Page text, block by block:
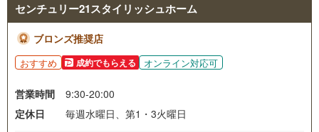
センチュリー21スタイリッシュホーム
ブロンズ推奨店
おすすめ 成約でもらえる オンライン対応可
営業時間
9:30-20:00
定休日
毎週水曜日、第1・3火曜日